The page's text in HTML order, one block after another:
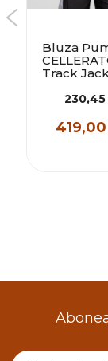
Bluza
Track
230,45